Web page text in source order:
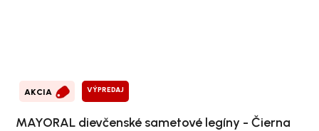
AKCIA VÝPREDAJ
MAYORAL dievčenské sametové legíny - Čierna